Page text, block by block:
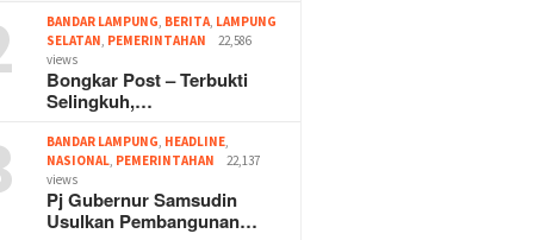
BANDAR LAMPUNG BERITA LAMPUNG
SELATAN PEMERINTAHAN
22,586
views
Bongkar Post – Terbukti
Selingkuh,…
BANDAR LAMPUNG HEADLINE
NASIONAL PEMERINTAHAN
22,137
views
Pj Gubernur Samsudin
Usulkan Pembangunan…